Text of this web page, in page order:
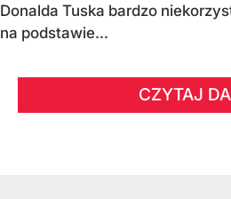
Donalda Tuska bardzo
na podstawie...
CZYTAJ